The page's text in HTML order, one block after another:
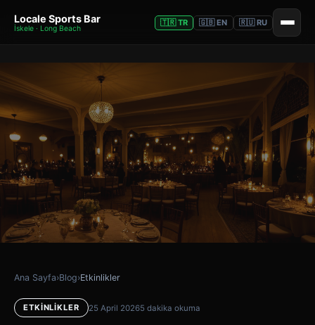
Locale Sports Bar
İskele · Long Beach
🇹🇷 TR 🇬🇧 EN 🇷🇺 RU
Ana Sayfa›Blog›Etkinlikler
ETKINLIKLER 25 April 20265 dakika okuma